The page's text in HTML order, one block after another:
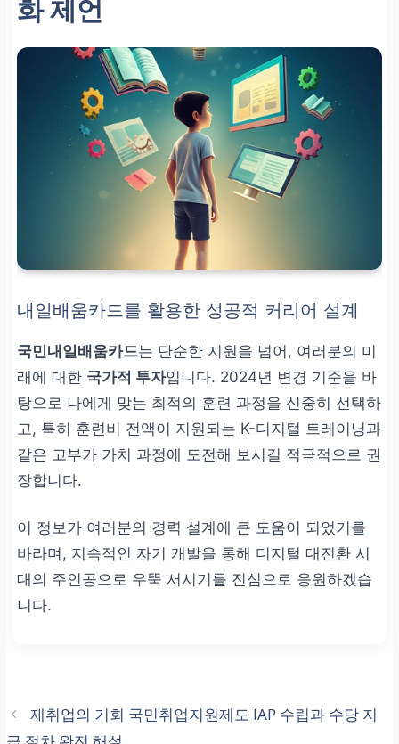
가까운고용센터 직접 방
문
복잡한 자격/훈련 관련 1:1
전문 상담, 맞춤형 훈련 계
획 수립에 유리
화 제언
내일배움카드를 활용한 성공적 커리어 설계
국민내일배움카드는 단순한 지원을 넘어, 여러분의 미
래에 대한 국가적 투자입니다. 2024년 변경 기준을 바
탕으로 나에게 맞는 최적의 훈련 과정을 신중히 선택하
고, 특히 훈련비 전액이 지원되는 K-디지털 트레이닝과
같은 고부가 가치 과정에 도전해 보시길 적극적으로 권
장합니다.
이 정보가 여러분의 경력 설계에 큰 도움이 되었기를
바라며, 지속적인 자기 개발을 통해 디지털 대전환 시
대의 주인공으로 우뚝 서시기를 진심으로 응원하겠습
니다.
재취업의 기회 국민취업지원제도 IAP 수립과 수당 지